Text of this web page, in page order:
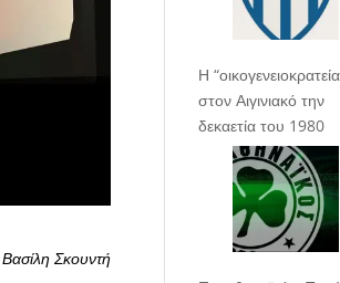
Σκουντή
Η
στον Αιγινιακό την
δεκαετία του 1980